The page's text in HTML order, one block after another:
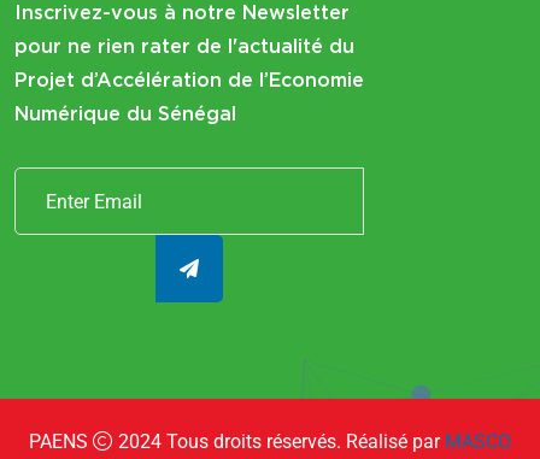
Inscrivez-vous à notre Newsletter
pour ne rien rater de l'actualité du
Projet d’Accélération de l’Economie
Numérique du Sénégal
PAENS 2024 Tous droits réservés. Réalisé par MASCO